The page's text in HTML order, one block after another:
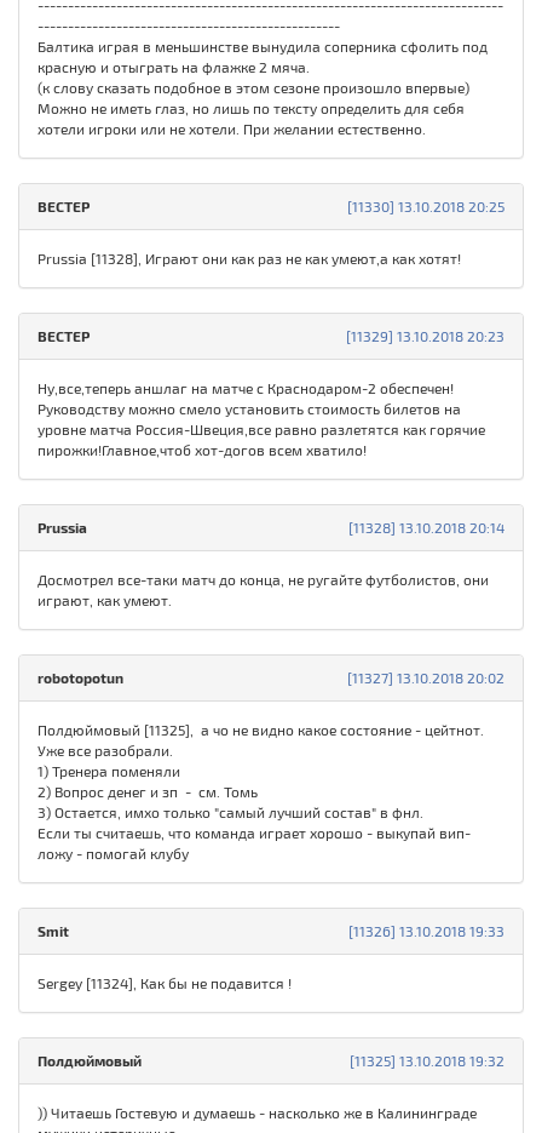
-----------------------------------------------------------------------------
--------------------------------------------------
Балтика играя в меньшинстве вынудила соперника сфолить под
красную и отыграть на флажке 2 мяча.
(к слову сказать подобное в этом сезоне произошло впервые)
Можно не иметь глаз, но лишь по тексту определить для себя
хотели игроки или не хотели. При желании естественно.
[11330] 13.10.2018 20:25
ВЕСТЕР
Prussia [11328], Играют они как раз не как умеют,а как хотят!
[11329] 13.10.2018 20:23
ВЕСТЕР
Ну,все,теперь аншлаг на матче с Краснодаром-2 обеспечен!
Руководству можно смело установить стоимость билетов на
уровне матча Россия-Швеция,все равно разлетятся как горячие
пирожки!Главное,чтоб хот-догов всем хватило!
[11328] 13.10.2018 20:14
Prussia
Досмотрел все-таки матч до конца, не ругайте футболистов, они
играют, как умеют.
[11327] 13.10.2018 20:02
robotopotun
Полдюймовый [11325], а чо не видно какое состояние - цейтнот.
Уже все разобрали.
1) Тренера поменяли
2) Вопрос денег и зп - см. Томь
3) Остается, имхо только "самый лучший состав" в фнл.
Если ты считаешь, что команда играет хорошо - выкупай вип-
ложу - помогай клубу
[11326] 13.10.2018 19:33
Smit
Sergey [11324], Как бы не подавится !
[11325] 13.10.2018 19:32
Полдюймовый
)) Читаешь Гостевую и думаешь - насколько же в Калининграде